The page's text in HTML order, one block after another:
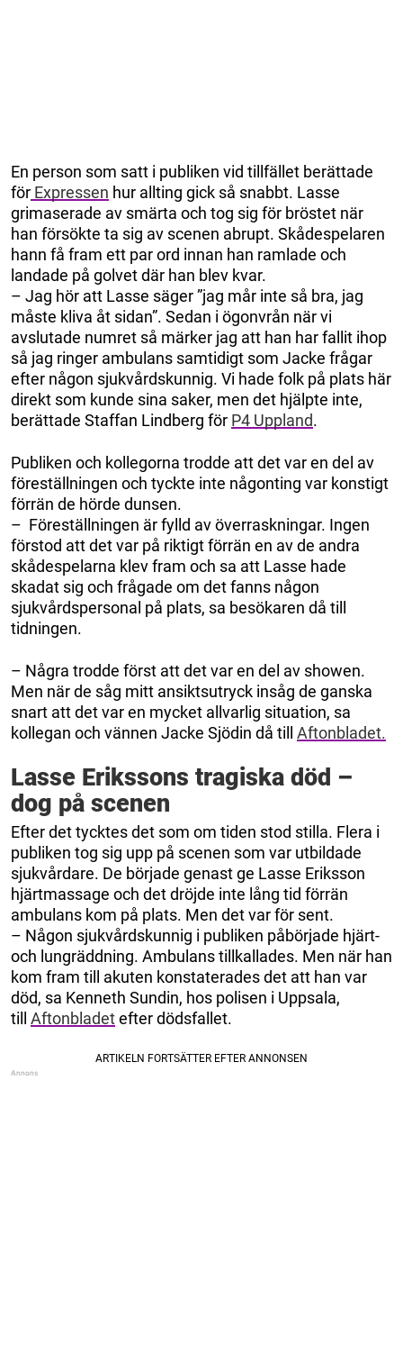
En person som satt i publiken vid tillfället berättade
för Expressen hur allting gick så snabbt. Lasse
grimaserade av smärta och tog sig för bröstet när
han försökte ta sig av scenen abrupt. Skådespelaren
hann få fram ett par ord innan han ramlade och
landade på golvet där han blev kvar.
– Jag hör att Lasse säger ”jag mår inte så bra, jag
måste kliva åt sidan”. Sedan i ögonvrån när vi
avslutade numret så märker jag att han har fallit ihop
så jag ringer ambulans samtidigt som Jacke frågar
efter någon sjukvårdskunnig. Vi hade folk på plats här
direkt som kunde sina saker, men det hjälpte inte,
berättade Staffan Lindberg för P4 Uppland.
Publiken och kollegorna trodde att det var en del av
föreställningen och tyckte inte någonting var konstigt
förrän de hörde dunsen.
– Föreställningen är fylld av överraskningar. Ingen
förstod att det var på riktigt förrän en av de andra
skådespelarna klev fram och sa att Lasse hade
skadat sig och frågade om det fanns någon
sjukvårdspersonal på plats, sa besökaren då till
tidningen.
– Några trodde först att det var en del av showen.
Men när de såg mitt ansiktsutryck insåg de ganska
snart att det var en mycket allvarlig situation, sa
kollegan och vännen Jacke Sjödin då till Aftonbladet.
Lasse Erikssons tragiska död –
dog på scenen
Efter det tycktes det som om tiden stod stilla. Flera i
publiken tog sig upp på scenen som var utbildade
sjukvårdare. De började genast ge Lasse Eriksson
hjärtmassage och det dröjde inte lång tid förrän
ambulans kom på plats. Men det var för sent.
– Någon sjukvårdskunnig i publiken påbörjade hjärt-
och lungräddning. Ambulans tillkallades. Men när han
kom fram till akuten konstaterades det att han var
död, sa Kenneth Sundin, hos polisen i Uppsala,
till Aftonbladetefter dödsfallet.